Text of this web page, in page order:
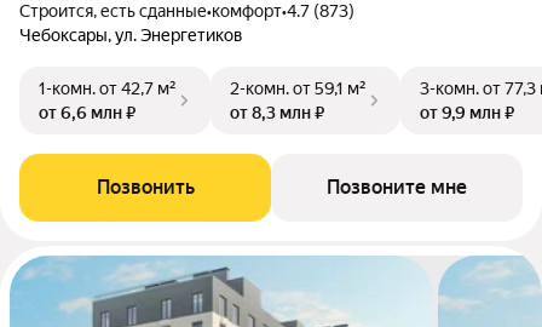
Строится, есть сданные•комфорт•4.7 (873)
Чебоксары, ул. Энергетиков
1-комн.от 42,7 м²
от 6,6 млн ₽
2-комн.от 59,1 м²
от 8,3 млн ₽
3-комн.от 77,3
от 9,9 млн ₽
Позвонить Позвоните мне